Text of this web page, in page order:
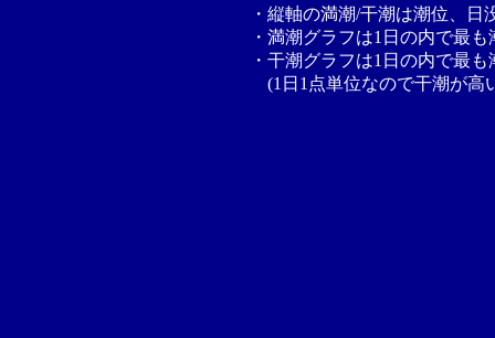
・縦軸の満潮/干潮は潮位、
・満潮グラフは1日の内で最
・干潮グラフは1日の内で最
(1日1点単位なので干潮が高